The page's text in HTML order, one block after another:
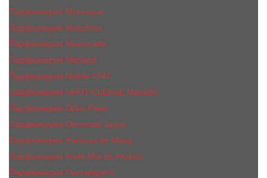
Парфюмерия Moresque
Парфюмерия Moschino
Парфюмерия Nasomatto
Парфюмерия Nishane
Парфюмерия Nobile 1942
Парфюмерия NROTICuERSE Narcotic
Парфюмерия Orlov Paris
Парфюмерия Ormonde Jayne
Парфюмерия Parfums de Marly
Парфюмерия Parle Moi de Parfum
Парфюмерия Penhaligon's